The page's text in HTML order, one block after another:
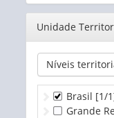
Editor
Unidade
Níveis
Brasil [1/
Grande